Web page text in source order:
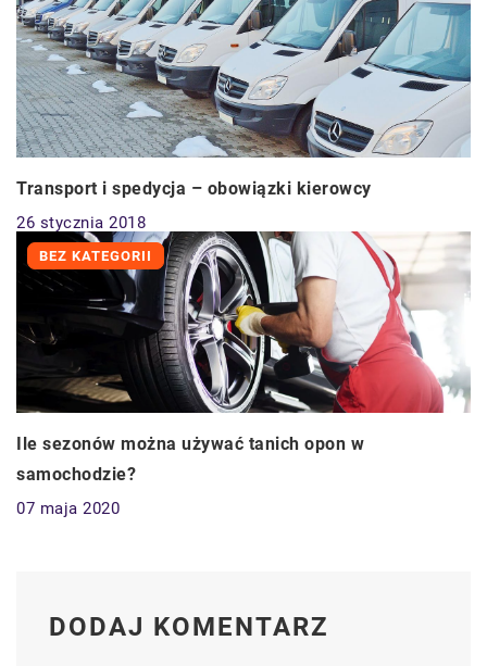
Transport i spedycja – obowiązki kierowcy
26 stycznia 2018
BEZ KATEGORII
Ile sezonów można używać tanich opon w
samochodzie?
07 maja 2020
DODAJ KOMENTARZ